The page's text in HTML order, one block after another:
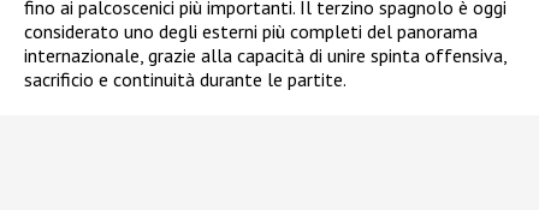
fino ai palcoscenici più importanti. Il terzino spagnolo è oggi
considerato uno degli esterni più completi del panorama
internazionale, grazie alla capacità di unire spinta offensiva,
sacrificio e continuità durante le partite.